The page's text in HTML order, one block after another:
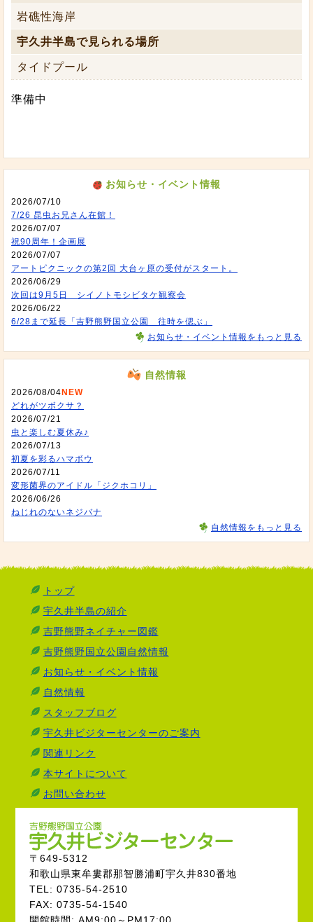
岩礁性海岸
宇久井半島で見られる場所
タイドプール
準備中
お知らせ・イベント情報
2026/07/10
7/26 昆虫お兄さん在館！
2026/07/07
祝90周年！企画展
2026/07/07
アートピクニックの第2回 大台ヶ原の受付がスタート。
2026/06/29
次回は9月5日 シイノトモシビタケ観察会
2026/06/22
6/28まで延長「吉野熊野国立公園 往時を偲ぶ」
お知らせ・イベント情報をもっと見る
自然情報
2026/08/04NEW
どれがツボクサ？
2026/07/21
虫と楽しむ夏休み♪
2026/07/13
初夏を彩るハマボウ
2026/07/11
変形菌界のアイドル「ジクホコリ」
2026/06/26
ねじれのないネジバナ
自然情報をもっと見る
トップ
宇久井半島の紹介
吉野熊野ネイチャー図鑑
吉野熊野国立公園自然情報
お知らせ・イベント情報
自然情報
スタッフブログ
宇久井ビジターセンターのご案内
関連リンク
本サイトについて
お問い合わせ
〒649-5312
和歌山県東牟婁郡那智勝浦町宇久井830番地
TEL: 0735-54-2510
FAX: 0735-54-1540
開館時間: AM9:00～PM17:00